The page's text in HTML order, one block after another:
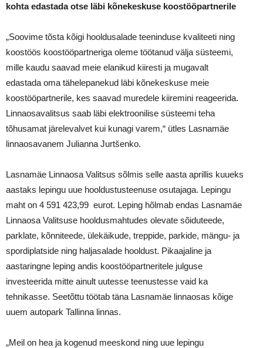
kohta edastada otse läbi kõnekeskuse koostööpartnerile
„Soovime tõsta kõigi hooldusalade teeninduse kvaliteeti ning
koostöös koostööpartneriga oleme töötanud välja süsteemi,
mille kaudu saavad meie elanikud kiiresti ja mugavalt
edastada oma tähelepanekud läbi kõnekeskuse meie
koostööpartnerile, kes saavad muredele kiiremini reageerida.
Linnaosavalitsus saab läbi elektroonilise süsteemi teha
tõhusamat järelevalvet kui kunagi varem,“ ütles Lasnamäe
linnaosavanem Julianna Jurtšenko.
Lasnamäe Linnaosa Valitsus sõlmis selle aasta aprillis kuueks
aastaks lepingu uue hooldustusteenuse osutajaga. Lepingu
maht on 4 591 423,99 eurot. Leping hõlmab endas Lasnamäe
Linnaosa Valitsuse hooldusmahtudes olevate sõiduteede,
parklate, kõnniteede, ülekäikude, treppide, parkide, mängu- ja
spordiplatside ning haljasalade hooldust. Pikaajaline ja
aastaringne leping andis koostööpartneritele julguse
investeerida mitte ainult uutesse teenustesse vaid ka
tehnikasse. Seetõttu töötab täna Lasnamäe linnaosas kõige
uuem autopark Tallinna linnas.
„Meil on hea ja kogenud meeskond ning uue lepingu